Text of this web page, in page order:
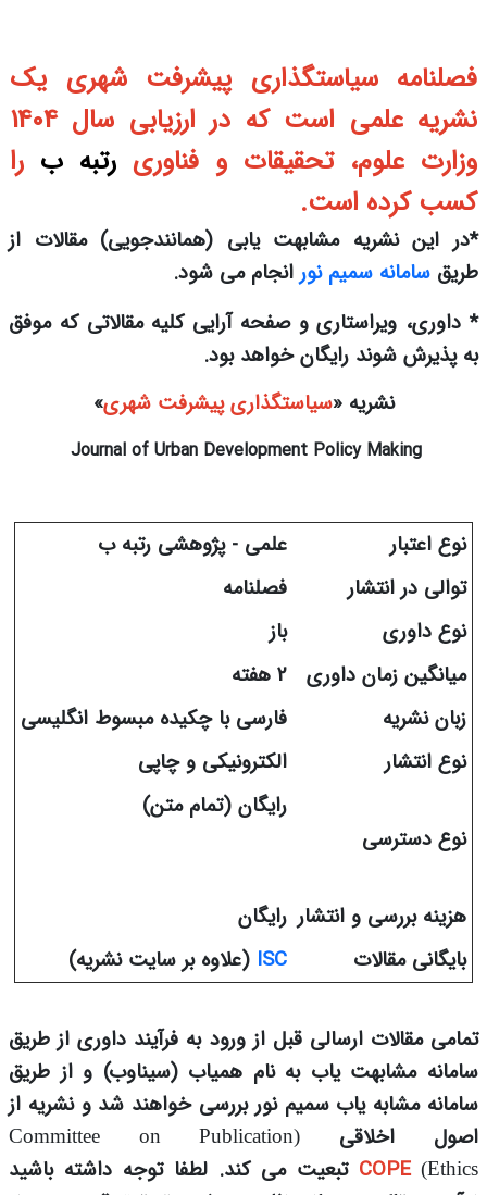
فصلنامه سیاستگذاری پیشرفت شهری یک
نشریه علمی است که در ارزیابی سال 1404
وزارت علوم، تحقیقات و فناوری رتبه ب را
کسب کرده است.
*در این نشریه مشابهت یابی (همانندجویی) مقالات از
طریق سامانه سمیم نور انجام می شود.
* داوری، ویراستاری و صفحه آرایی کلیه مقالاتی که موفق
به پذیرش شوند رایگان خواهد بود.
نشریه «سیاستگذاری پیشرفت شهری»
Journal of Urban Development Policy Making
نوع اعتبار
علمی - پژوهشی رتبه ب
توالی در انتشار
فصلنامه
نوع داوری
باز
میانگین زمان داوری
2 هفته
زبان نشریه
فارسی با چکیده مبسوط انگلیسی
نوع انتشار
الکترونیکی و چاپی
نوع دسترسی
رایگان (تمام متن)
هزینه بررسی و انتشار رایگان
بایگانی مقالات
ISC (علاوه بر سایت نشریه)
تمامی مقالات ارسالی قبل از ورود به فرآیند داوری از طریق
سامانه مشابهت یاب به نام همیاب (سیناوب) و از طریق
سامانه مشابه یاب سمیم نور بررسی خواهند شد و نشریه از
اصول اخلاقی
(Committee on Publication
Ethics)
COPE تبعیت می کند. لطفا توجه داشته باشید